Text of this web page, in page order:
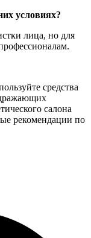
условиях?
лица, но для
средства
салона
рекомендации по